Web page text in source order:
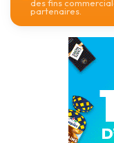
des fins
partenaires.